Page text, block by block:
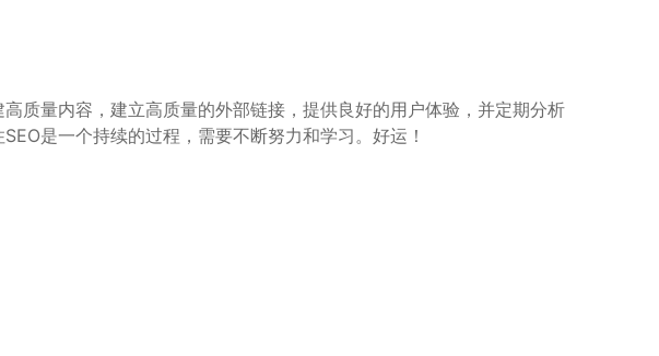
质量内容，建立高质量的外部链接，提供良好的用户体验，并定期分析
是一个持续的过程，需要不断努力和学习。好运！